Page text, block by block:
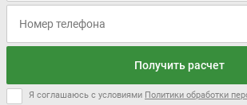
Получить расчет
Я соглашаюсь с условиями Политики обработки